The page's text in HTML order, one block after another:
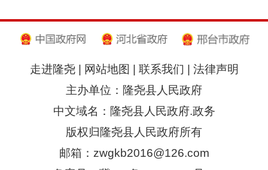
走进隆尧| 网站地图 联系我们
法律声明
主办单位：隆尧县人民政府
中文域名：隆尧县人民政府.政务
版权归隆尧县人民政府所有
邮箱：zwgkb2016@126.com